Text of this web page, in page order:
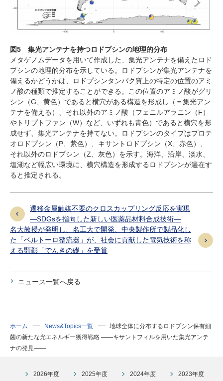
図5 集光アンテナを持つロドプシンの地理的分布
メタゲノムデータを用いて作成した、集光アンテナを備えたロド
プシンの地理的分布を示している。ロドプシンが集光アンテナを
備えるかどうかは、ロドプシンタンパク質上の特定の位置のアミ
ノ酸の種類で推定することができる。この位置のアミノ酸がグリ
シン（G 、黄色）であると横穴がある構造を形成し（＝集光アン
テナを備える）、それ以外のアミノ酸（フェニルアラニン（F）
やトリプトファン（W）など、いずれも青色）であると横穴を形
成せず、集光アンテナを持てない。ロドプシンのタイプはプロテ
オロドプシン（P 、紫色）、キサントロドプシン（X 、赤色）、
それ以外のロドプシン（Z 、灰色）を示す。海洋、沿岸、淡水、
塩湖など幅広い環境に、横穴構造を形成するロドプシンが遍在す
ると推定される。
遷移金属触媒不要のクロスカップリング反応を実現
―SDGsを指向した新しい医薬品材料合成技術―
名大教授が発明し、名工大で開発、中央製作所で製品化し
た「ベルトーロ整流器」が、社会に貢献した電気技術を称
える顕彰「でんきの礎」を受賞
ニュース一覧へ戻る
ホーム News&Topics一覧
地球全体に分布するロドプシン保有細
菌の新たな光エネルギー獲得戦略 ――キサントフィルを用いた集光アンテ
ナの発見――
2026年度 2025年度 2024年度
2023年度